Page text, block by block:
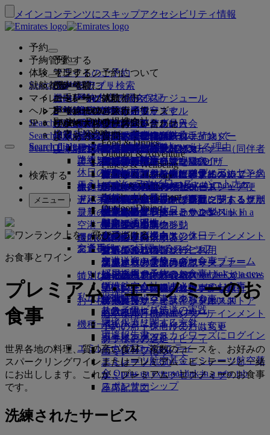
メインコンテンツにスキップアクセシビリティ情報
予約
予約する
フライトのご予約
フライト検索
フライト・スケジュール
お得な運賃
スペシャルオファー
ベストプライス・ファインダー
ご旅行の計画
ホテルの予約
ツアーとアクティビティ
旅行サービス
ミート＆グリートの手配ミート＆グリ
ートの手配 Opens an external link in a
new tab
ドバイ・コネクト
交通手段
空港送迎の予約
レンタカー予約
提携航空会社
空港駐車場空港駐車場 Opens an
external link in a new tab
オンライン予約について
Emiratesアプリ
ベストプライス保証
事前座席指定
Emiratesアプリ
Search flight
予約管理
管理する
予約管理
予約内容の照会
ご予約のキャンセル
予約の変更
座席の事前指定
アップグレード
送迎サービスの管理
アクセシブルな旅行の予約
オンライン・チェックイン
チェックイン・オプション
フライト状況
ご出発前に
ご出発前に
旅行情報
機内持込み禁止品目
規約および注意事項
旅行中の健康アドバイス
医療情報フォーム（MEDIF）
お食事に関する情報
UAEへの持込み禁止品目
ドバイ国際空港
エミレーツ・ターミナル3
ターミナル間の移動
空港送迎の予約
シャトルバス・サービス
お手荷物
手荷物情報
手荷物情報
受託手荷物（預入れ手荷物）
機内持ち込み手荷物
追加手荷物許容量を購入
追加の受託手荷物許容量について
ドバイでの手荷物サービス
遅延手荷物または破損手荷物
ビザおよびパスポート
ビザの要件をご確認ください
ビザとパスポート情報
米国渡航認証
アラブ首長国連邦（UAE）のビザ
Search flight
体験
機内体験
機内サービスについて
客室の特徴
ファーストクラス
ビジネスクラス
プレミアム・エコノミー
エコノミークラス
快適な機内
機内エンターテインメント
iceの最新コンテンツ
ice TV Live
機内Wi-Fi
お子様向け機内エンターテインメント
お食事
ファーストクラスのお食事
ビジネスクラスのお食事
プレミアム・エコノミーのお食事
エコノミークラスのお食事
お飲み物
機種一覧
ボーイング777
エミレーツA380
エミレーツA350
エミレーツ・エグゼクティブ
座席配置図
エミレーツ体験
ご旅行はここから始まります
エミレーツ体験
送迎サービス
エミレーツのサービス
季節の行事
非接触（コンタクトレス）の旅
エミレーツのラウンジ
ファーストクラス・ラウンジ
ビジネスクラス・ラウンジ
世界各地のラウンジ
パートナーラウンジ
有料でのラウンジのご利用
マルハバ・ラウンジ
エミレーツでショッピング
エミレーツ免税品コレクション
エミレーツ・オフィシャル・ストア
家族連れのご旅行
ご家族でのご旅行
家族旅行のプランを練る
アナカンパニード・マイナー（同伴者
のないお子様）
妊娠中
手荷物許容量
子供および幼児向け運賃に関する規則
チャイルドシートとかご型ベッド
空港で
機内にて
お子様連れのご旅行
幼児連れのご旅行
幼児の手荷物許容量
子供および幼児のお食事
お子様の楽しみ
お子様向け機内エンターテインメント
小さいお子様向けのおもちゃ
お子様のアクティビティ
Fly Better
ワンランク上を、飛びつづける。
ワンランク上を、飛びつづける理由
エミレーツについて
エミレーツについて
エミレーツ・ストーリー
メディア・センターメディア・センタ
ー Opens an external link in a new tab
グループ企業
安全
財務の透明性
責任あるビジネス
エミレーツで活躍するスタッフ
エミレーツのリーダーシップチーム
採用採用 Opens an external link in a new
tab
私たちの地球
サステナビリティの実践
環境保護に関する方針
環境報告書
エミレーツのコミュニティ
エミレーツ航空基金エミレーツ航空基
金 Opens an external link in a new tab
スポンサーシップ
Search flight
就航都市
エミレーツ就航都市
目的地
就航都市
アジア太平洋
北・中央・南アメリカ
アフリカ
ヨーロッパ
中東
ディスカバー・ドバイ
最新の目的地
ヘルシンキ
杭州
ダナン
深圳
シェムリアップ
Explore Dubai
Explore Dubai
Explore
Food & Drinks
Outdoor & Adventure
Fitness & Wellbeing
Culture & Heritage
Beach & Marine
Family entertainment
Outdoor Dining
エミレーツの提携会社
上空と地上のパートナー
エミレーツの提携会社
カンタス航空
flydubai
エミレーツ・スカイワーズ・パートナー
検索
エミレーツの目的地を見る
路線マップ
休日のアイデア
ビーチの目的地
自然の中の休日
歴史と文化の休日
都市での滞在
食通のお客様向けの休日
Search flight
マイレージ
エミレーツ・スカイワーズ
エミレーツ・スカイワーズに入会
エミレーツ・スカイワーズについて
会員ティア
フライドバイ
キャッシュ+マイル
デジタル会員カード
マイ・ファミリー・プログラム
マイルのご利用
マイルの申請
マイルを購入する
マイルのご獲得
スカイワーズ・スカイサーファー
Skywards ExclusivesSkywards Exclusives
Opens an external link in a new tab
提携会社
スカイワーズ鉄道
マイルカリキュレータ
エミレーツ・スカイワーズにログイン
スカイワーズ+
ビジネスリワーズ
ビジネスリワーズに登録
ビジネスリワーズについて
ビジネスリワーズに登録
ビジネスリワーズにログイン
特典
プログラム内容
よくある質問
Search flight
ヘルプ
サポートおよびお問い合わせ
サポートおよびお問い合わせ
サポートおよびお問い合わせ
変更またはキャンセル
ビザとパスポートに関するヘルプ
フィードバックとクレーム
手荷物の紛失または盗難に関するサポ
ート
ドバイ・コネクト
運航の変更
最近の渡航情報
フライトの状況の確認
特別なお手伝い
エミレーツのアクセシブルな旅行
特別支援サービスとリクエスト
よくあるご質問
よくある質問
よくある質問
お近くのエミレーツオフィスでご予約
当社ネットワークとコードシェア便
その他のエミレーツ商品
特別支援サービスとリクエスト
手荷物と遺失物
旅行の準備
空港で
エミレーツ・スカイワーズ
エミレーツ・ビジネスリワーズ
エミレーツの機内体験
ツールとリソース
モバイルとEmiratesアプリ
予約のキャンセルまたは変更
フライトの遅延
エミレーツについて
Search flight
JP
検索する
メニュー
お食事とワイン
プレミアム・エコノミーのお
食事
世界各地の料理、質の高い食材、複数のコースを、お好みの
スパークリングワインまたはプレミアム・ビンテージと一緒
にお出しします。これが、プレミアム・エコノミーのお食事
です。
洗練されたサービス